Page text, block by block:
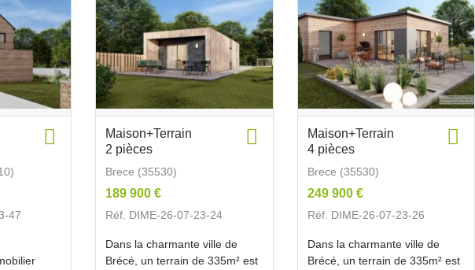
47
Maison+Terrain
2 pièces
Brece (35530)
189 900 €
Réf. DIME-26-07-23-24
Dans la charmante ville de
Brécé, un terrain de 335m² est
Maison+Terrain
4 pièces
Brece (35530)
249 900 €
Réf. DIME-26-07-23-26
Dans la charmante ville de
Brécé, un terrain de 335m² est